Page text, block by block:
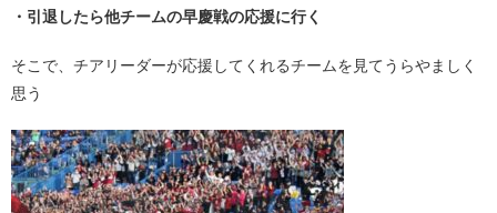
・引退したら他チームの早慶戦の応援に行く
そこで、チアリーダーが応援してくれるチームを見てうらやましく
思う